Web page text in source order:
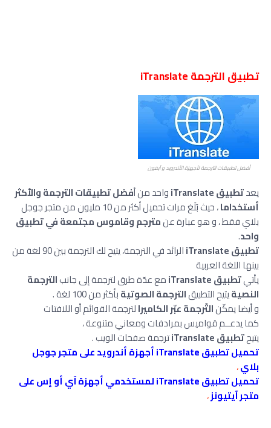
تطبيق الترجمة iTranslate
أفضل تطبيقات الترجمة لأجهزة الأندرويد و آيفون
يعدتطبيق iTranslate واحد من أفضل تطبيقات الترجمة والأكثر
أستخداما
، حيث بَلَغ مرات تحميل أكثر من 10 مليون من متجر جوجل
بلاي فقط ، و هو عبارة عنمترجم وقاموس مجتمعة في تطبيق
واحد.
تطبيق iTranslate
الرائد في الترجمة، يتيح لك الترجمة بين 90 لغة من
بينها اللغة العربية
يأتيتطبيق iTranslate مع عدّة طرق لترجمة ‏إلى جانبالترجمة
النصيةيتيح التطبيقالترجمة الصوتيةبأكثر من 100 لغة .
و أيضا يمكّنالتّرجمة عبّر الكاميرالترجمة القوائم أو اللافتات
كما يدعــم قواميس بمرادفات ومعاني متنوعة ،
يتيحتطبيق iTranslate
ترجمة صفحات الويب .
تحميل تطبيق iTranslate أجهزة أندرويد على متجر جوجل
بلاي،
تحميل تطبيق iTranslate لمستخدمي أجهزة آي أو إس على
متجر آيتيونز،